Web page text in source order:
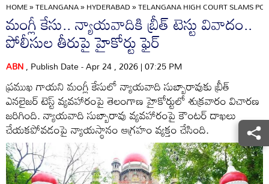
HOME»TELANGANA»HYDERABAD»TELANGANA HIGH COURT SLAMS
మంగ్లీ కేసు.. న్యాయవాదికి బ్రీత్ టెస్టు వివాదం..
పోలీసుల తీరుపై హైకోర్టు ఫైర్
ABN, Publish Date - Apr 24 , 2026 | 07:25 PM
ప్రముఖ గాయని మంగ్లీ కేసులో న్యాయవాది సుబ్బారావుకు బ్రీత్
ఎనలైజర్ టెస్ట్ వ్యవహారంపై తెలంగాణ హైకోర్టులో శుక్రవారం విచారణ
జరిగింది. న్యాయవాది సుబ్బారావు వ్యవహారంపై కౌంటర్ దాఖలు
చేయకపోవడంపై న్యాయస్థానం ఆగ్రహం వ్యక్తం చేసింది.